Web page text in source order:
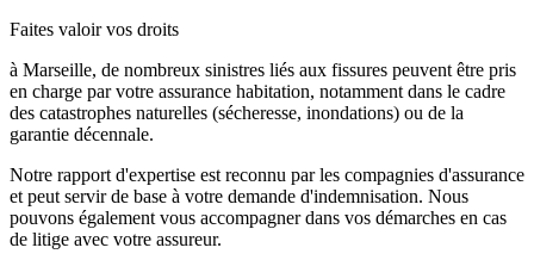
Faites valoir vos droits
à Marseille, de nombreux sinistres liés aux fissures peuvent être pris
en charge par votre assurance habitation, notamment dans le cadre
des catastrophes naturelles (sécheresse, inondations) ou de la
garantie décennale.
Notre rapport d'expertise est reconnu par les compagnies d'assurance
et peut servir de base à votre demande d'indemnisation. Nous
pouvons également vous accompagner dans vos démarches en cas
de litige avec votre assureur.